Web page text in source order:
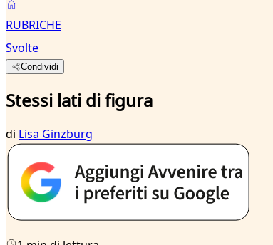
RUBRICHE
Svolte
Condividi
Stessi lati di figura
di Lisa Ginzburg